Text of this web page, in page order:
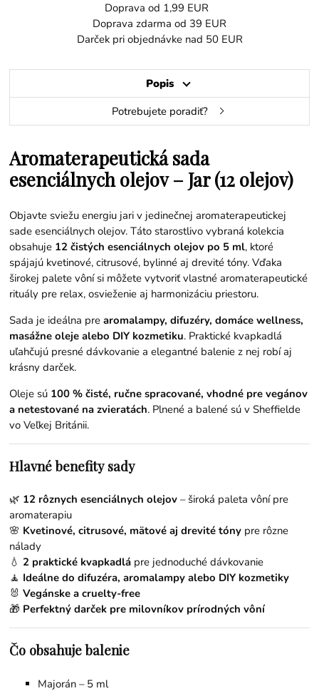
Doprava od 1,99 EUR
Doprava zdarma od 39 EUR
Darček pri objednávke nad 50 EUR
Popis
Potrebujete poradiť?
Aromaterapeutická sada
esenciálnych olejov – Jar (12 olejov)
Objavte sviežu energiu jari v jedinečnej aromaterapeutickej
sade esenciálnych olejov. Táto starostlivo vybraná kolekcia
obsahuje 12 čistých esenciálnych olejov po 5 ml, ktoré
spájajú kvetinové, citrusové, bylinné aj drevité tóny. Vďaka
širokej palete vôní si môžete vytvoriť vlastné aromaterapeutické
rituály pre relax, osvieženie aj harmonizáciu priestoru.
Sada je ideálna prearomalampy, difuzéry, domáce wellness,
masážne oleje alebo DIY kozmetiku. Praktické kvapkadlá
uľahčujú presné dávkovanie a elegantné balenie z nej robí aj
krásny darček.
Oleje sú 100 % čisté, ručne spracované, vhodné pre vegánov
a netestované na zvieratách. Plnené a balené sú v Sheffielde
vo Veľkej Británii.
Hlavné benefity sady
🌿 12 rôznych esenciálnych olejov – široká paleta vôní pre
aromaterapiu
🌸 Kvetinové, citrusové, mätové aj drevité tóny pre rôzne
nálady
💧 2 praktické kvapkadlá pre jednoduché dávkovanie
🧘 Ideálne do difuzéra, aromalampy alebo DIY kozmetiky
🐰Vegánske a cruelty-free
🎁 Perfektný darček pre milovníkov prírodných vôní
Čo obsahuje balenie
Majorán – 5 ml